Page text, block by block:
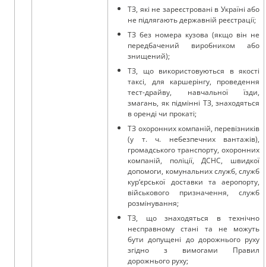
ТЗ, які не зареєстровані в Україні або
не підлягають державній реєстрації;
ТЗ без номера кузова (якщо він не
передбачений виробником або
знищений);
ТЗ, що використовуються в якості
таксі, для каршерінгу, проведення
тест-драйву, навчальної їзди,
змагань, як підмінні ТЗ, знаходяться
в оренді чи прокаті;
ТЗ охоронних компаній, перевізників
(у т. ч. небезпечних вантажів),
громадського транспорту, охоронних
компаній, поліції, ДСНС, швидкої
допомоги, комунальних служб, служб
кур‘єрської доставки та аеропорту,
військового призначення, служб
розмінування;
ТЗ, що знаходяться в технічно
несправному стані та не можуть
бути допущені до дорожнього руху
згідно з вимогами Правил
дорожнього руху;